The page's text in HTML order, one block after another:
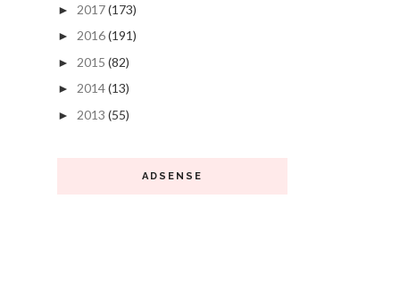
► 2017(173)
► 2016(191)
► 2015 (82)
► 2014(13)
► 2013 (55)
ADSENSE